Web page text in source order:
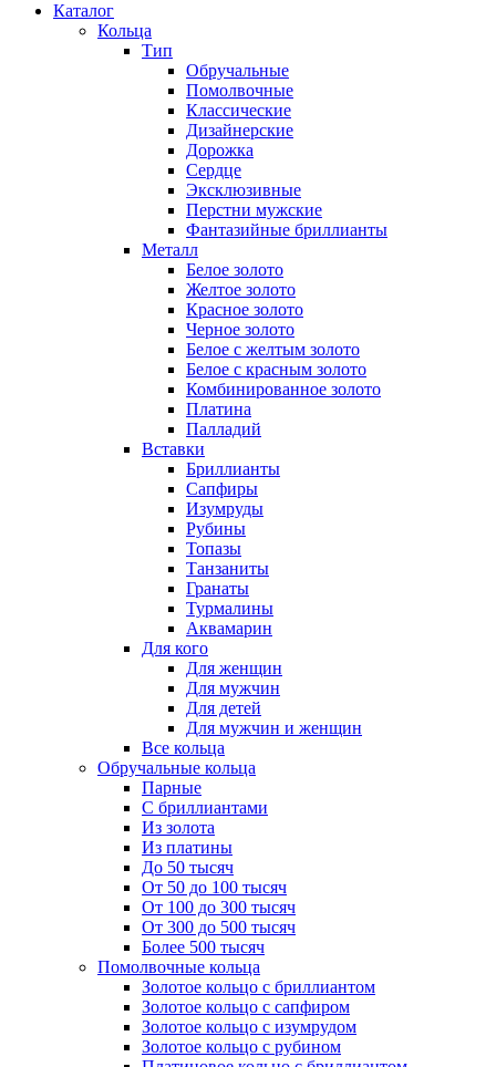
Каталог
Кольца
Тип
Обручальные
Помолвочные
Классические
Дизайнерские
Дорожка
Сердце
Эксклюзивные
Перстни мужские
Фантазийные бриллианты
Металл
Белое золото
Желтое золото
Красное золото
Черное золото
Белое с желтым золото
Белое с красным золото
Комбинированное золото
Платина
Палладий
Вставки
Бриллианты
Сапфиры
Изумруды
Рубины
Топазы
Танзаниты
Гранаты
Турмалины
Аквамарин
Для кого
Для женщин
Для мужчин
Для детей
Для мужчин и женщин
Все кольца
Обручальные кольца
Парные
С бриллиантами
Из золота
Из платины
До 50 тысяч
От 50 до 100 тысяч
От 100 до 300 тысяч
От 300 до 500 тысяч
Более 500 тысяч
Помолвочные кольца
Золотое кольцо с бриллиантом
Золотое кольцо с сапфиром
Золотое кольцо с изумрудом
Золотое кольцо с рубином